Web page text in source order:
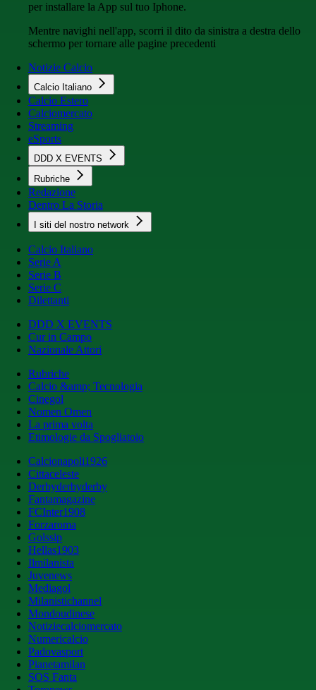
per installare la App sul tuo Iphone.
Mentre navighi nell'app, scorri il dito da sinistra a destra dello
schermo per tornare alle pagine precedenti
Notizie Calcio
Calcio Italiano
Calcio Estero
Calciomercato
Streaming
eSports
DDD X EVENTS
Rubriche
Redazione
Dentro La Storia
I siti del nostro network
Calcio Italiano
Serie A
Serie B
Serie C
Dilettanti
DDD X EVENTS
Cur in Campo
Nazionale Attori
Rubriche
Calcio &amp; Tecnologia
Cinegol
Nomen Omen
La prima volta
Etimologie da Spogliatoio
Calcionapoli1926
Cittaceleste
Derbyderbyderby
Fantamagazine
FCInter1908
Forzaroma
Golssip
Hellas1903
Ilmilanista
Juvenews
Mediagol
Milanistichannel
Mondoudinese
Notiziecalciomercato
Numericalcio
Padovasport
Pianetamilan
SOS Fanta